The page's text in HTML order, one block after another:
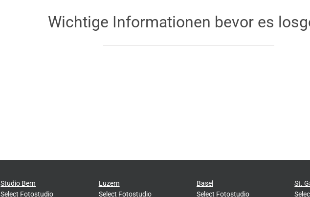
Wichtige Informationen bevor es
Studio Bern
Select Fotostudio
Luzern
Select Fotostudio
Basel
Select Fotostudio
St.